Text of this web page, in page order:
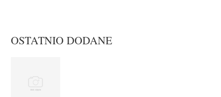
OSTATNIO DODANE